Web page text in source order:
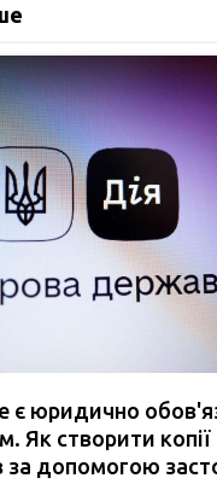
є юридично
Як створити копії
за допомогою